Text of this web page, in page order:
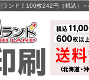
ンド！100枚242円（税込）